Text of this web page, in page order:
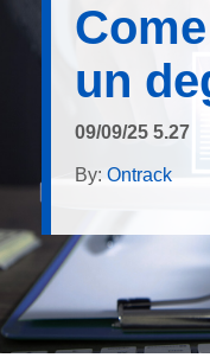
un
09/09/25 5.27
By: Ontrack